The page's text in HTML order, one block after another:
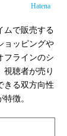
Hatena
ムで販売する
ョッピングや
フラインのシ
視聴者が売り
きる双方向性
徴。